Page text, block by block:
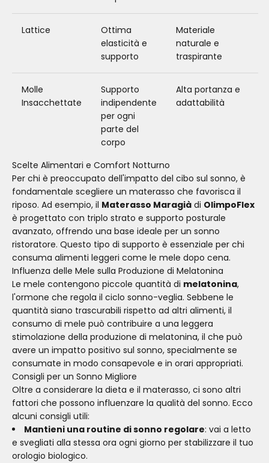
Lattice
Ottima
elasticità e
supporto
Materiale
naturale e
traspirante
Molle
Insacchettate
Supporto
indipendente
per ogni
parte del
corpo
Alta portanza e
adattabilità
Scelte Alimentari e Comfort Notturno
Per chi è preoccupato dell'impatto del cibo sul sonno, è
fondamentale scegliere un materasso che favorisca il
riposo. Ad esempio, il Materasso Maragià di OlimpoFlex
è progettato con triplo strato e supporto posturale
avanzato, offrendo una base ideale per un sonno
ristoratore. Questo tipo di supporto è essenziale per chi
consuma alimenti leggeri come le mele dopo cena.
Influenza delle Mele sulla Produzione di Melatonina
Le mele contengono piccole quantità di melatonina,
l'ormone che regola il ciclo sonno-veglia. Sebbene le
quantità siano trascurabili rispetto ad altri alimenti, il
consumo di mele può contribuire a una leggera
stimolazione della produzione di melatonina, il che può
avere un impatto positivo sul sonno, specialmente se
consumate in modo consapevole e in orari appropriati.
Consigli per un Sonno Migliore
Oltre a considerare la dieta e il materasso, ci sono altri
fattori che possono influenzare la qualità del sonno. Ecco
alcuni consigli utili:
Mantieni una routine di sonno regolare: vai a letto
e svegliati alla stessa ora ogni giorno per stabilizzare il tuo
orologio biologico.